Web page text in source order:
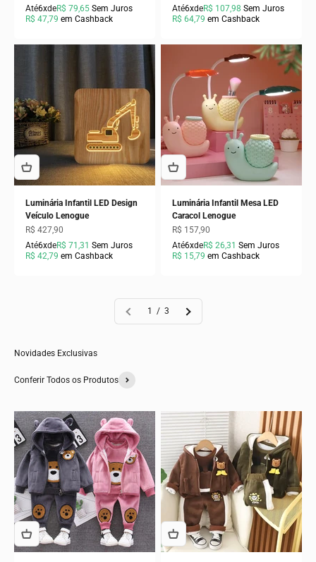
Até6xdeR$ 79,65 Sem Juros
R$ 47,79 em Cashback
Até6xdeR$ 107,98 Sem Juros
R$ 64,79 em Cashback
Luminária Infantil LED Design
Veículo Lenogue
Preço promocional
R$ 427,90
Até6xdeR$ 71,31 Sem Juros
R$ 42,79 em Cashback
Luminária Infantil Mesa LED
Caracol Lenogue
Preço promocional
R$ 157,90
Até6xdeR$ 26,31 Sem Juros
R$ 15,79 em Cashback
1 / 3
Novidades Exclusivas
Conferir Todos os Produtos